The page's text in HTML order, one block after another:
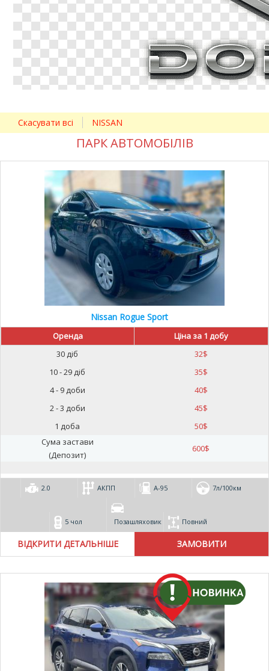
Скасувати всі NISSAN
ПАРК АВТОМОБІЛІВ
Nissan Rogue Sport
Оренда
Ціна за 1 добу
30 діб
32$
10 - 29 діб
35$
4 - 9 доби
40$
2 - 3 доби
45$
1 доба
50$
Сума застави
(Депозит)
600$
2.0 АКПП А-95 7л/100км
5 чол Позашляховик Повний
ВІДКРИТИ ДЕТАЛЬНІШЕ